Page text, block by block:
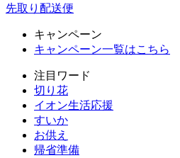
先取り配送便
キャンペーン
キャンペーン一覧はこちら
注目ワード
切り花
イオン生活応援
すいか
お供え
帰省準備